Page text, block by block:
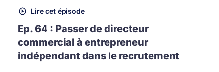
Lire cet épisode
Ep. 64 : Passer de directeur
commercial à entrepreneur
indépendant dans le recrutement